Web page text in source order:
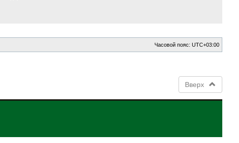
Часовой пояс:UTC+03:00
Вверх